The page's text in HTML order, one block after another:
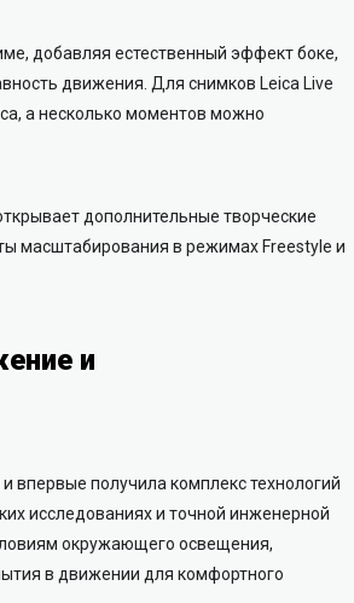
добавляя естественный эффект боке,
движения. Для снимков Leica Live
а несколько моментов можно
дополнительные творческие
масштабирования в режимах Freestyle и
и
впервые получила комплекс технологий
исследованиях и точной инженерной
окружающего освещения,
в движении для комфортного